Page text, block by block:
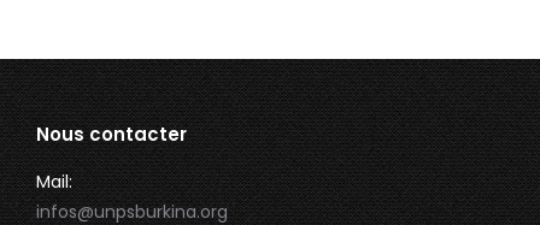
Nous contacter
Mail:
infos@unpsburkina.org